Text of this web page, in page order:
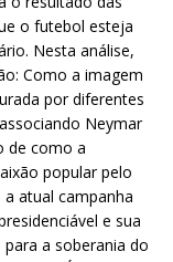
o futebol esteja
Nesta análise,
Como a imagem
por diferentes
Neymar
de como a
popular pelo
atual campanha
e sua
a soberania do